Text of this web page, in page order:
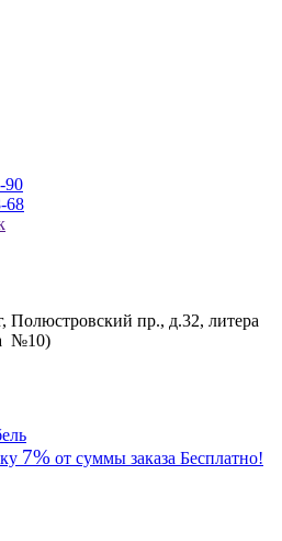
90
68
Полюстровский пр., д.32, литера
№10)
7% от суммы заказа Бесплатно!